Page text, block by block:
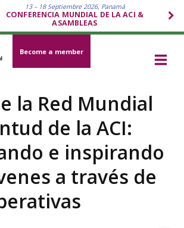
13 – 18 Septiembre 2026, Panamá
CONFERENCIA MUNDIAL DE LA ACI &
ASAMBLEAS
Become a member
la Red Mundial
de la ACI:
e inspirando
a través de